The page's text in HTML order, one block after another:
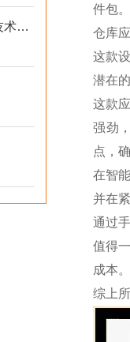
手台式3寸柴油消防泵ECP80ST技术参数
件包。
仓库
这款
潜在
这款
强劲
点，
在智
并在
通过
值得
成本
综上